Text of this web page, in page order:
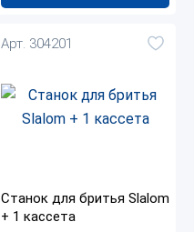
Арт. 304201
Станок для бритья Slalom
+ 1 кассета